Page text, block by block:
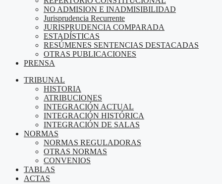
NO ADMISION E INADMISIBILIDAD
Jurisprudencia Recurrente
JURISPRUDENCIA COMPARADA
ESTADÍSTICAS
RESÚMENES SENTENCIAS DESTACADAS
OTRAS PUBLICACIONES
PRENSA
TRIBUNAL
HISTORIA
ATRIBUCIONES
INTEGRACIÓN ACTUAL
INTEGRACIÓN HISTÓRICA
INTEGRACIÓN DE SALAS
NORMAS
NORMAS REGULADORAS
OTRAS NORMAS
CONVENIOS
TABLAS
ACTAS